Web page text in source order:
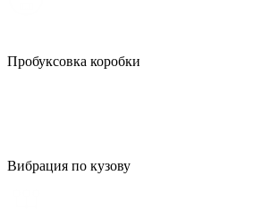
Пробуксовка коробки
Вибрация по кузову